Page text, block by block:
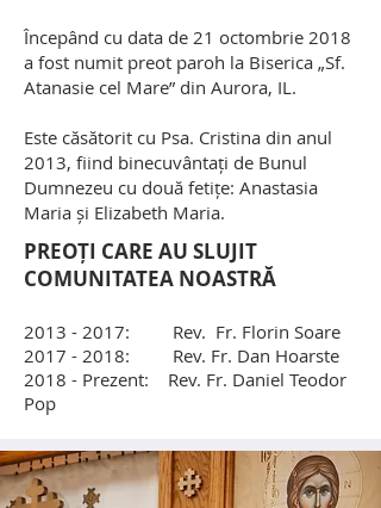
Începând cu data de 21 octombrie 2018
a fost numit preot paroh la Biserica „Sf.
Atanasie cel Mare” din Aurora, IL.
Este căsătorit cu Psa. Cristina din anul
2013, fiind binecuvântați de Bunul
Dumnezeu cu două fetițe: Anastasia
Maria și Elizabeth Maria.
PREOȚI CARE AU SLUJIT
COMUNITATEA NOASTRĂ
2013 - 2017: Rev. Fr. Florin Soare
2017 - 2018: Rev. Fr. Dan Hoarste
2018 - Prezent: Rev. Fr. Daniel Teodor
Pop